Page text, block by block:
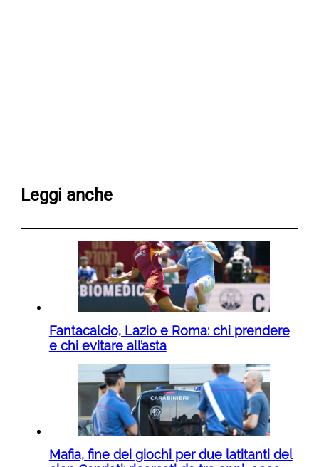
Leggi anche
Fantacalcio, Lazio e Roma: chi prendere
e chi evitare all’asta
Mafia, fine dei giochi per due latitanti del